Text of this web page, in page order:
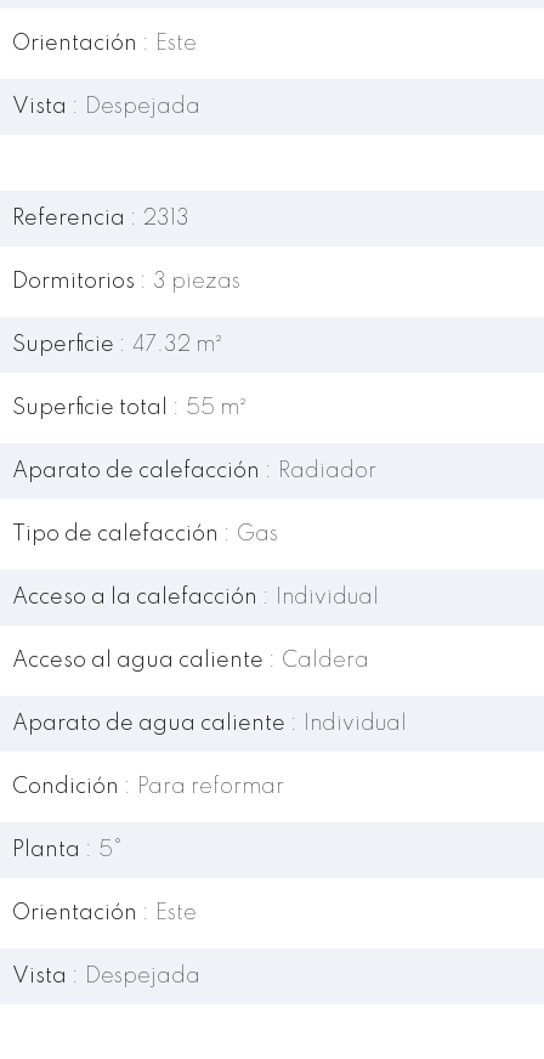
Orientación Este
Vista Despejada
Referencia 2313
Dormitorios 3 piezas
Superficie 47.32 m²
Superficie total 55 m²
Aparato de calefacción Radiador
Tipo de calefacción Gas
Acceso a la calefacción Individual
Acceso al agua caliente Caldera
Aparato de agua caliente Individual
Condición Para reformar
Planta 5°
Orientación Este
Vista Despejada